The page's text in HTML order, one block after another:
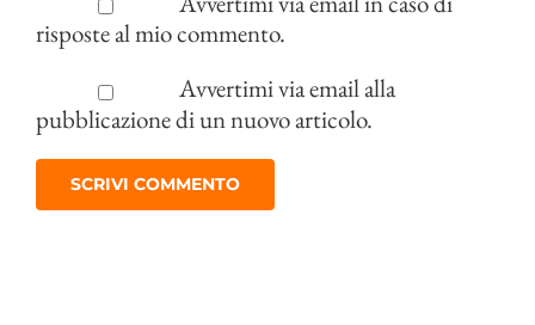
risposte al mio commento.
Avvertimi via email alla
pubblicazione di un nuovo articolo.